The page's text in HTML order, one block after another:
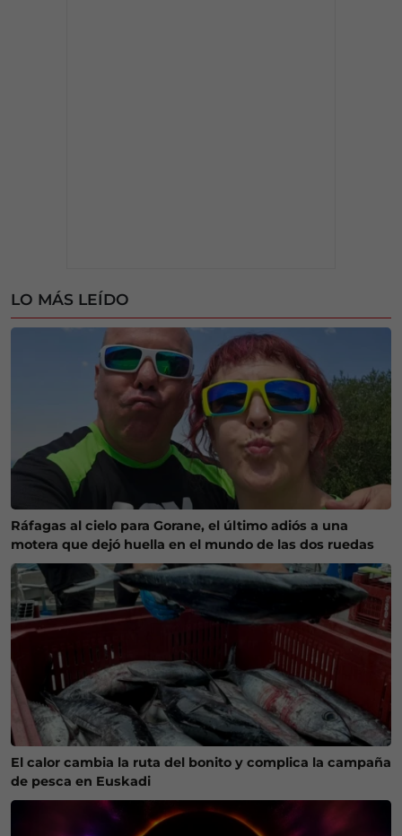
LO MÁS LEÍDO
Ráfagas al cielo para Gorane, el último adiós a una
motera que dejó huella en el mundo de las dos ruedas
El calor cambia la ruta del bonito y complica la campaña
de pesca en Euskadi